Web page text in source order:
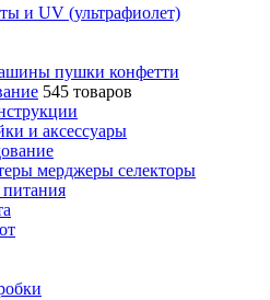
и UV (ультрафиолет)
пушки конфетти
545 товаров
и аксесcуары
мерджеры селекторы